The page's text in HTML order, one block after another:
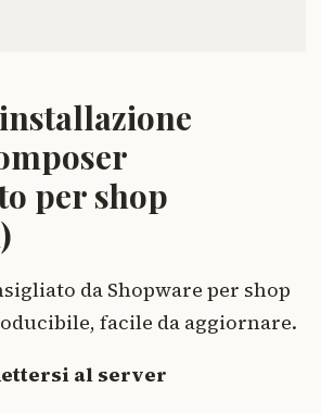
per shop
da Shopware per shop
facile da aggiornare.
al server